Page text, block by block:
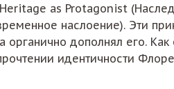
as Protagonist
наслоение). Эти
дополнял его.
идентичности